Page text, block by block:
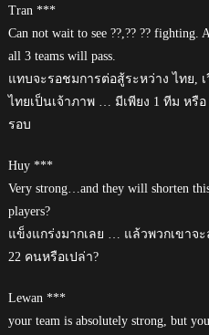
Tran ***
Can not wait to see ??,?? ?? fighting.
all 3 teams will pass.
แทบจะรอชมการต่อสู้ระหว่าง ไทย,
ไทยเป็นเจ้าภาพ … มีเพียง 1 ทีม หรื
รอบ
Huy ***
Very strong…and they will shorten
players?
แข็งแกร่งมากเลย … แล้วพวกเขาจ
22 คนหรือเปล่า?
Lewan ***
your team is absolutely strong, but